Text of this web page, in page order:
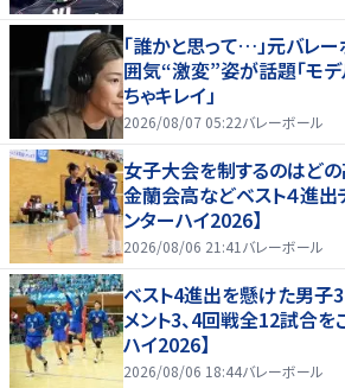
「誰かと思って…」元バ
囲気“激変”姿が話題「モデ
ちゃキレイ」
2026/08/07 05:22バレーボール
女子大会を制するのはど
金蘭会高などベスト４進出
ンターハイ2026】
2026/08/06 21:41 バレーボール
ベスト4進出を懸けた男子3
メント3、4回戦全12試合を
ハイ2026】
2026/08/06 18:44バレーボール